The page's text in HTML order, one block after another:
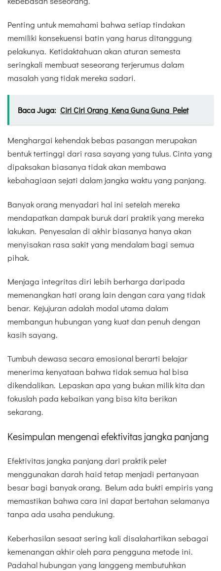
Penting untuk memahami bahwa setiap tindakan
memiliki konsekuensi batin yang harus ditanggung
pelakunya. Ketidaktahuan akan aturan semesta
seringkali membuat seseorang terjerumus dalam
masalah yang tidak mereka sadari.
Baca Juga: Ciri Ciri Orang Kena Guna Guna Pelet
Menghargai kehendak bebas pasangan merupakan
bentuk tertinggi dari rasa sayang yang tulus. Cinta yang
dipaksakan biasanya tidak akan membawa
kebahagiaan sejati dalam jangka waktu yang panjang.
Banyak orang menyadari hal ini setelah mereka
mendapatkan dampak buruk dari praktik yang mereka
lakukan. Penyesalan di akhir biasanya hanya akan
menyisakan rasa sakit yang mendalam bagi semua
pihak.
Menjaga integritas diri lebih berharga daripada
memenangkan hati orang lain dengan cara yang tidak
benar. Kejujuran adalah modal utama dalam
membangun hubungan yang kuat dan penuh dengan
kasih sayang.
Tumbuh dewasa secara emosional berarti belajar
menerima kenyataan bahwa tidak semua hal bisa
dikendalikan. Lepaskan apa yang bukan milik kita dan
fokuslah pada kebaikan yang bisa kita berikan
sekarang.
Kesimpulan mengenai efektivitas jangka panjang
Efektivitas jangka panjang dari praktik pelet
menggunakan darah haid tetap menjadi pertanyaan
besar bagi banyak orang. Belum ada bukti empiris yang
memastikan bahwa cara ini dapat bertahan selamanya
tanpa ada usaha pendukung.
Keberhasilan sesaat sering kali disalahartikan sebagai
kemenangan akhir oleh para pengguna metode ini.
Padahal hubungan yang langgeng membutuhkan